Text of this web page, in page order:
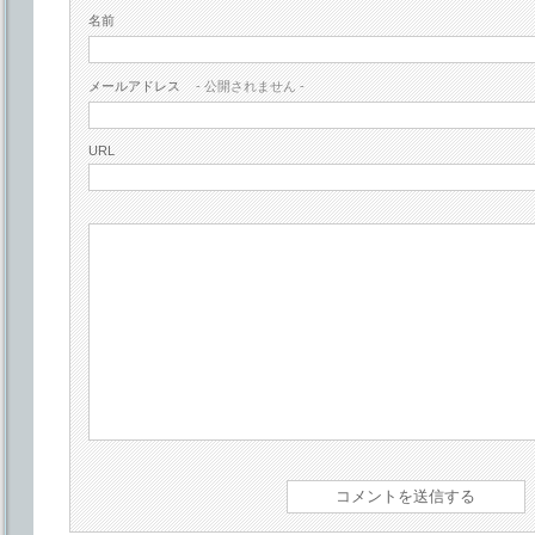
名前
メールアドレス - 公開されません -
URL